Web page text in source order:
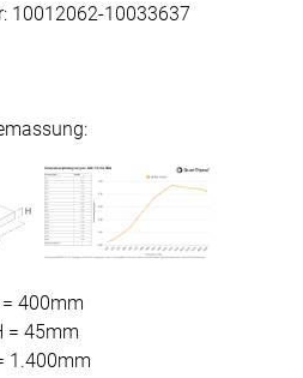
10012062-10033637
= 400mm
= 45mm
1.400mm